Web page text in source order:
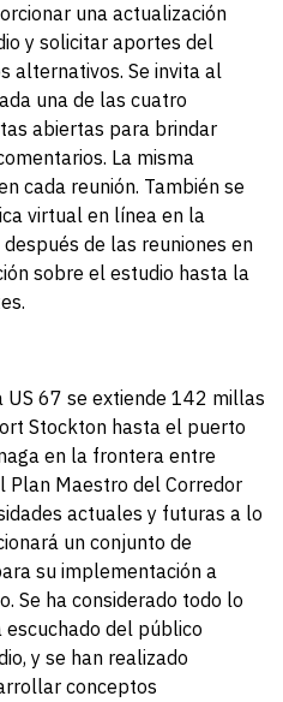
una actualización
y solicitar aportes del
alternativos. Se invita al
una de las cuatro
abiertas para brindar
La misma
cada reunión. También se
virtual en línea en la
de las reuniones en
sobre el estudio hasta la
US 67 se extiende 142 millas
Stockton hasta el puerto
en la frontera entre
Plan Maestro del Corredor
actuales y futuras a lo
un conjunto de
su implementación a
Se ha considerado todo lo
escuchado del público
y se han realizado
conceptos